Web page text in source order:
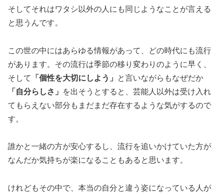
そしてそれはワタシ以外の人にも同じようなことが言える
と思うんです。
この世の中にはあらゆる情報があって、どの時代にも流行
があります。その流行は季節の移り変わりのように早く、
そして
「個性を大切にしよう」
と言いながらもなぜだか
「自分らしさ」
を出そうとすると、芸能人以外は受け入れ
てもらえない部分もまだまだ存在するような気がするので
す。
誰かと一緒の方が安心するし、流行を追いかけていた方が
なんだか気持ちが楽になることもあると思います。
けれどもその中で、本当の自分と違う姿になっている人が